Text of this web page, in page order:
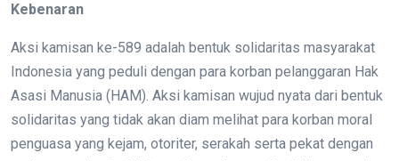
Kebenaran
Aksi kamisan ke-589 adalah bentuk solidaritas masyarakat
Indonesia yang peduli dengan para korban pelanggaran Hak
Asasi Manusia (HAM). Aksi kamisan wujud nyata dari bentuk
solidaritas yang tidak akan diam melihat para korban moral
penguasa yang kejam, otoriter, serakah serta pekat dengan